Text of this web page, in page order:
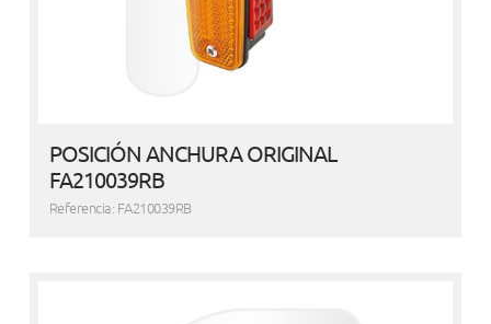
POSICIÓN ANCHURA ORIGINAL
FA210039RB
Referencia: FA210039RB